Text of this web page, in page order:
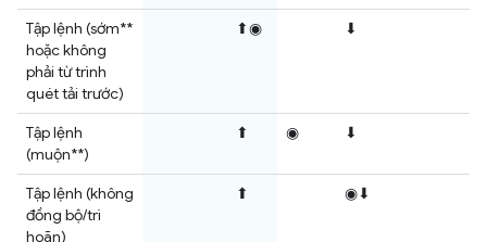
Tập lệnh (sớm**
hoặc không
phải từ trình
quét tải trước)
⬆◉ ⬇
Tập lệnh
(muộn**)
⬆ ◉ ⬇
Tập lệnh (không
đồng bộ/trì
hoãn)
⬆ ◉⬇